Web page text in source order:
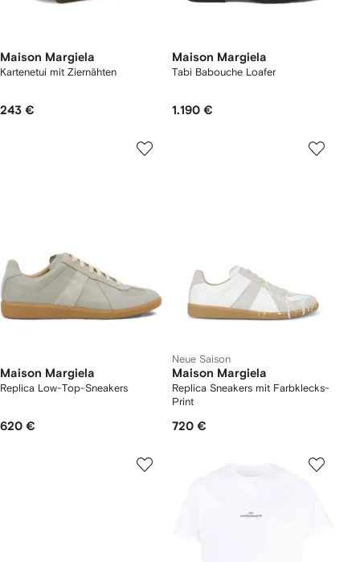
Maison Margiela
Kartenetui mit Ziernähten
243 €
Maison Margiela
Tabi Babouche Loafer
1.190 €
Maison Margiela
Replica Low-Top-Sneakers
620 €
Neue Saison
Maison Margiela
Replica Sneakers mit Farbklecks-
Print
720 €